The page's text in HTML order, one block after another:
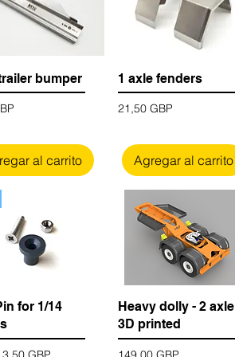
bumper
al carrito
1 axle fenders
Precio
21,50 GBP
Agregar al carrito
for 1/14
oferta
Heavy dolly - 2 axle
3D printed
Precio